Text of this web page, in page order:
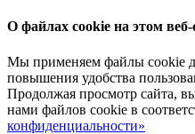
О файлах cookie на этом веб-
Мы применяем файлы cookie
повышения удобства
Продолжая просмотр сайта,
нами файлов cookie в
конфиденциальности»